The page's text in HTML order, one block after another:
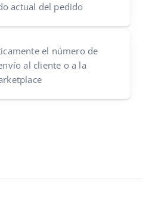
actual del pedido
el número de
al cliente o a la